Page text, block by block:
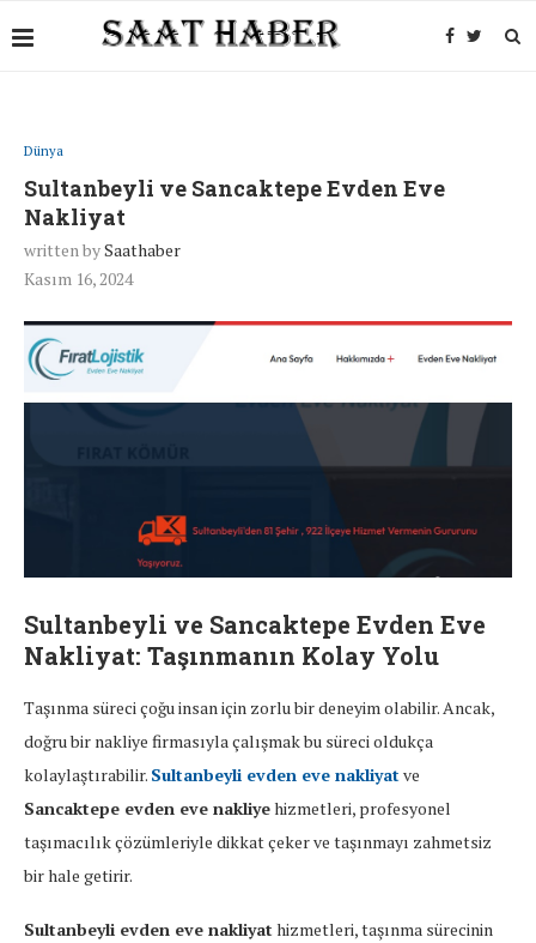
Dünya
Sultanbeyli ve Sancaktepe Evden Eve
Nakliyat
written bySaathaber
Kasım 16, 2024
Sultanbeyli ve Sancaktepe Evden Eve
Nakliyat: Taşınmanın Kolay Yolu
Taşınma süreci çoğu insan için zorlu bir deneyim olabilir. Ancak,
doğru bir nakliye firmasıyla çalışmak bu süreci oldukça
kolaylaştırabilir. Sultanbeyli evden eve nakliyatve
Sancaktepe evden eve nakliyehizmetleri, profesyonel
taşımacılık çözümleriyle dikkat çeker ve taşınmayı zahmetsiz
bir hale getirir.
Sultanbeyli evden eve nakliyat hizmetleri, taşınma sürecinin